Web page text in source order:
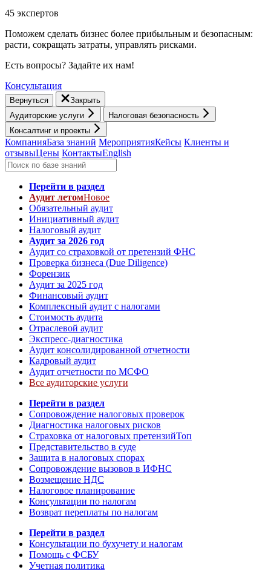
45 экспертов
Поможем сделать бизнес более прибыльным и безопасным:
расти, cокращать затраты, управлять рисками.
Есть вопросы? Задайте их нам!
Консультация
Вернуться
Закрыть
Аудиторские услуги
Налоговая безопасность
Консалтинг и проекты
КомпанияБаза знаний МероприятияКейсы Клиенты и
отзывыЦены КонтактыEnglish
Перейти в раздел
Аудит летомНовое
Обязательный аудит
Инициативный аудит
Налоговый аудит
Аудит за 2026 год
Аудит со страховкой от претензий ФНС
Проверка бизнеса (Due Diligence)
Форензик
Аудит за 2025 год
Финансовый аудит
Комплексный аудит с налогами
Стоимость аудита
Отраслевой аудит
Экспресс-диагностика
Аудит консолидированной отчетности
Кадровый аудит
Аудит отчетности по МСФО
Все аудиторские услуги
Перейти в раздел
Сопровождение налоговых проверок
Диагностика налоговых рисков
Страховка от налоговых претензийТоп
Представительство в суде
Защита в налоговых спорах
Сопровождение вызовов в ИФНС
Возмещение НДС
Налоговое планирование
Консультации по налогам
Возврат переплаты по налогам
Перейти в раздел
Консультации по бухучету и налогам
Помощь с ФСБУ
Учетная политика